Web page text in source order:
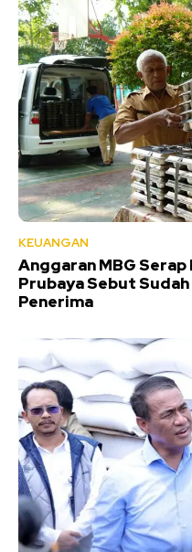
KEUANGAN
Anggaran MBG Serap
Prubaya Sebut
Penerima